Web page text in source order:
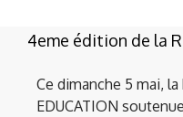
4eme édition de la
Ce dimanche 5 mai, la
EDUCATION